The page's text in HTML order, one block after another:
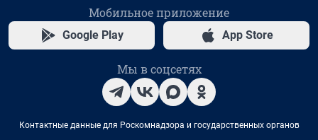
Мобильное приложение
Google Play App Store
Мы в соцсетях
Контактные данные для Роскомнадзора и государственных органов